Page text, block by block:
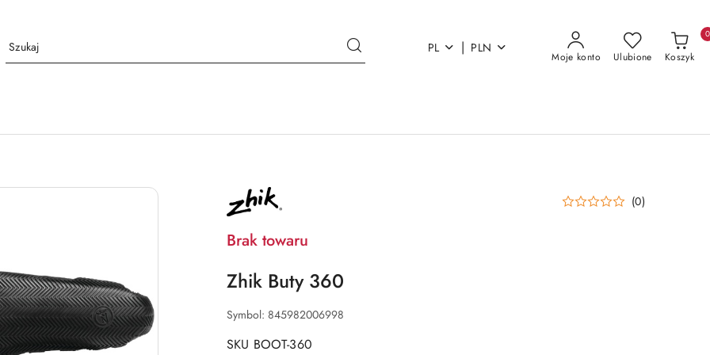
PL | PLN
Moje konto Ulubione Koszyk
0
NAZWA
PRODUCENTA:
ZHIK
(0)
Brak towaru
Zhik Buty 360
Symbol: 845982006998
SKU BOOT-360